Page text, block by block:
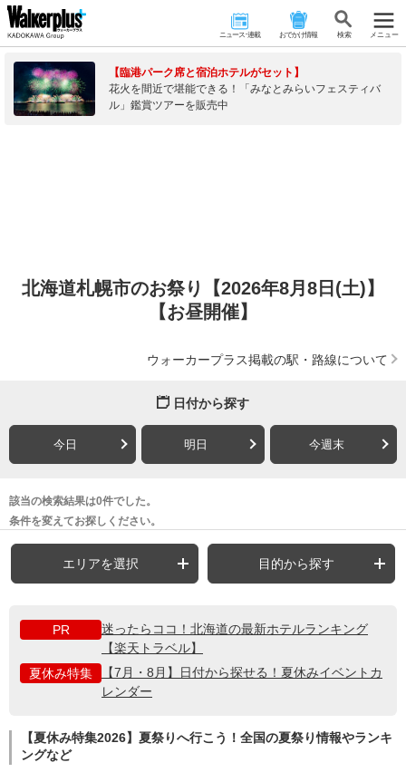
ニュース･連載 おでかけ情報 検 索 メニュー
【臨港パーク席と宿泊ホテルがセット】
花火を間近で堪能できる！「みなとみらいフェスティバ
ル」鑑賞ツアーを販売中
北海道札幌市のお祭り【2026年8月8日(土)】
【お昼開催】
ウォーカープラス掲載の駅・路線について
日付から探す
今日 明日 今週末
該当の検索結果は0件でした。
条件を変えてお探しください。
エリアを選択 目的から探す
PR
迷ったらココ！北海道の最新ホテルランキング
【楽天トラベル】
夏休み特集
【7月・8月】日付から探せる！夏休みイベントカ
レンダー
【夏休み特集2026】夏祭りへ行こう！全国の夏祭り情報やランキ
ングなど